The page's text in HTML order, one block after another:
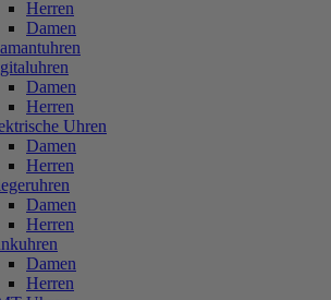
Herren
Damen
Damen
Herren
Uhren
Damen
Herren
Damen
Herren
Damen
Herren